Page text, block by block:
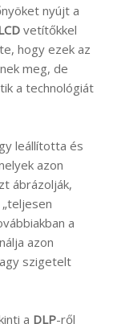
nyújt a
vetítőkkel
hogy ezek az
meg, de
a technológiát
leállította és
azon
ábrázolják,
a
azon
szigetelt
a DLP-ről